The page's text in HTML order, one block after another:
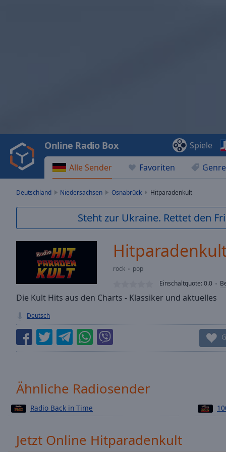
Video
Play
Backward
Skip
Current
Duration-:-
Stream
TypeLIVE
live,
currently
behind
LIVE
Remaining
Playback
Rate
Chapters
Alle Sender Favoriten
Online Radio Box Spiele
Deutschland Niedersachsen Osnabrück Hitparadenkult
Steht zur Ukraine. Rettet den
rock
pop
Einschaltquote:0.0
Die Kult Hits aus den Charts - Klassiker und aktuelles
Deutsch
Ähnliche Radiosender
Radio Back in Time
Jetzt Online Hitparadenkult